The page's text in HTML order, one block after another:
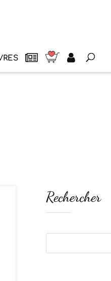
Rechercher